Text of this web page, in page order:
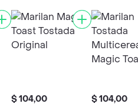
$ 104,00 $ 104,00